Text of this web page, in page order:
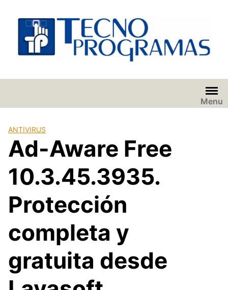
contenido
Menu
ANTIVIRUS
Ad-Aware Free
10.3.45.3935.
Protección
completa y
gratuita desde